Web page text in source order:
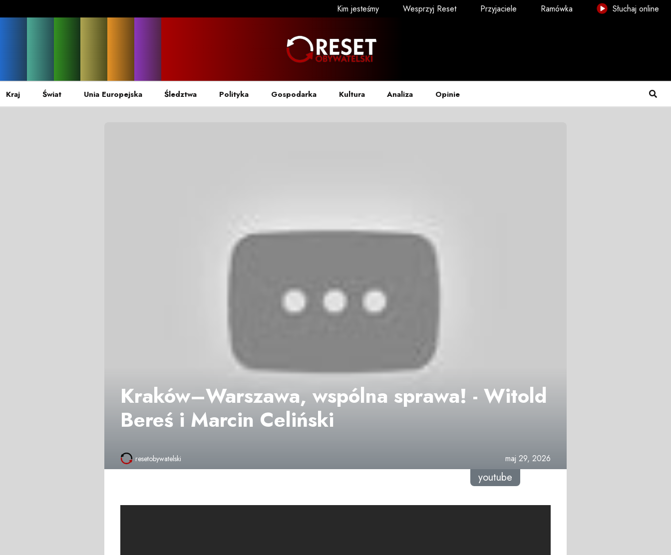
Kim jesteśmy Wesprzyj Reset Przyjaciele Ramówka Słuchaj online
Kraj Świat Unia Europejska Śledztwa Polityka Gospodarka Kultura Analiza Opinie
Kraków–Warszawa, wspólna sprawa! - Witold
Bereś i Marcin Celiński
resetobywatelski maj 29, 2026
youtube